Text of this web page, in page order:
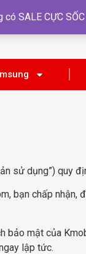
Tìm
sử dụng”) quy
bạn chấp
bảo mật của
lập tức.
SALE CỰC SỐC